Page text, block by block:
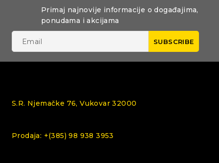
Primaj najnovije informacije o događajima,
ponudama i akcijama
S.R. Njemačke 76, Vukovar 32000
Prodaja: +(385) 98 938 3953